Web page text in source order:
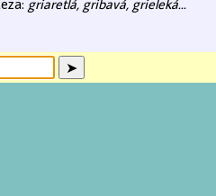
griaretlá, gribavá, grieleká...